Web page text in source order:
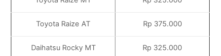
Toyota Raize AT Rp 375.000
Daihatsu Rocky MT Rp 325.000